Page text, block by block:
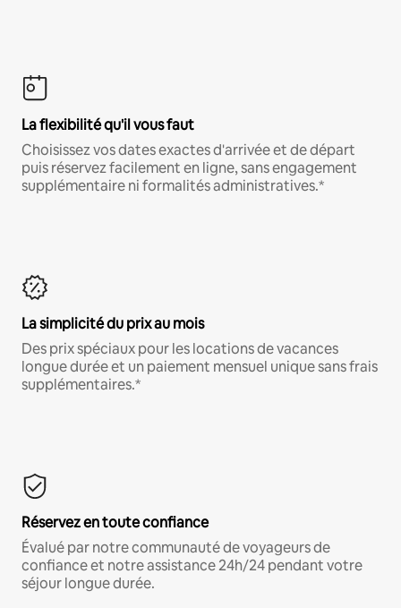
La flexibilité qu'il vous faut
Choisissez vos dates exactes d'arrivée et de départ
puis réservez facilement en ligne, sans engagement
supplémentaire ni formalités administratives.*
La simplicité du prix au mois
Des prix spéciaux pour les locations de vacances
longue durée et un paiement mensuel unique sans frais
supplémentaires.*
Réservez en toute confiance
Évalué par notre communauté de voyageurs de
confiance et notre assistance 24h/24 pendant votre
séjour longue durée.